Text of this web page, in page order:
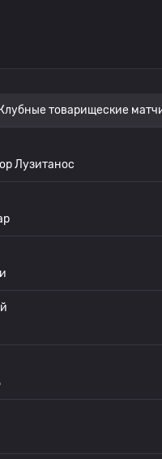
Клубные товарищеские
Лузитанос